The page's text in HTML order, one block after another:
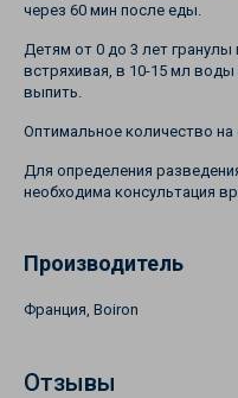
через 60 мин после еды.
Детям от 0 до 3 лет
встряхивая, в 10-15 мл
выпить.
Оптимальное количество на
Для определения
необходима консультация
Производитель
Франция, Boiron
Отзывы